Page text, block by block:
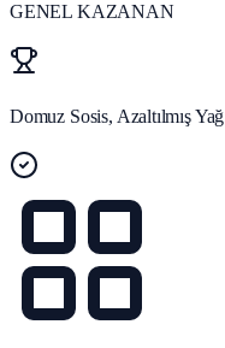
GENEL KAZANAN
Domuz Sosis, Azaltılmış Yağ